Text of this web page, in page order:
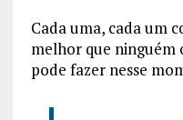
Cada uma, cada um
melhor que ninguém
pode fazer nesse